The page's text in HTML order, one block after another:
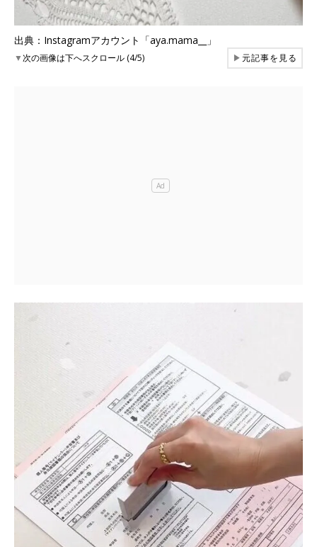
出典：Instagramアカウント「aya.mama__」
▼次の画像は下へスクロール (4/5) ▶元記事を見る